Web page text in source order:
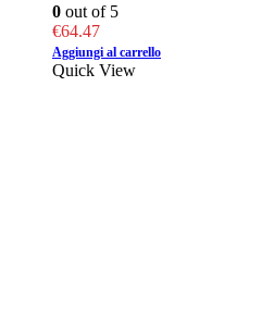
0 out of 5
€64.47
Aggiungi al carrello
Quick View